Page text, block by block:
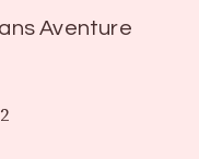
Aventure